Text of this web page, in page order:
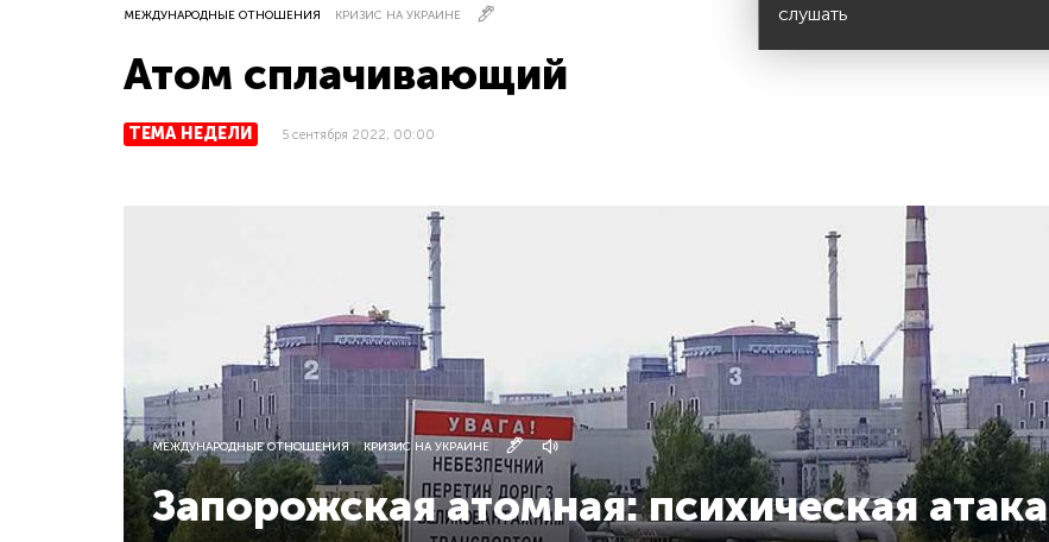
слушать
МЕЖДУНАРОДНЫЕ ОТНОШЕНИЯ КРИЗИС НА УКРАИНЕ
Атом сплачивающий
ТЕМА НЕДЕЛИ 5 сентября 2022, 00:00
МЕЖДУНАРОДНЫЕ ОТНОШЕНИЯ КРИЗИС НА УКРАИНЕ
Запорожская атомная: психическая атака